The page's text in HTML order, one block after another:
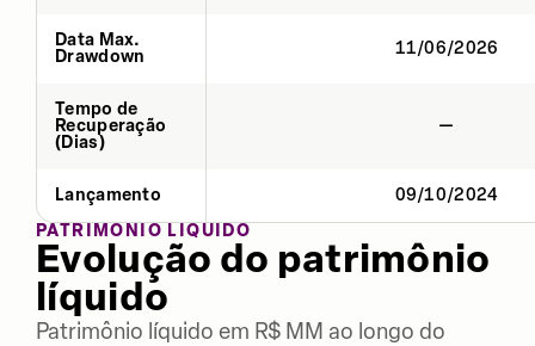
Data Max.
Drawdown
11/06/2026
Tempo de
Recuperação
(Dias)
—
Lançamento
09/10/2024
PATRIMÔNIO LÍQUIDO
Evolução do patrimônio
líquido
Patrimônio líquido em R$ MM ao longo do